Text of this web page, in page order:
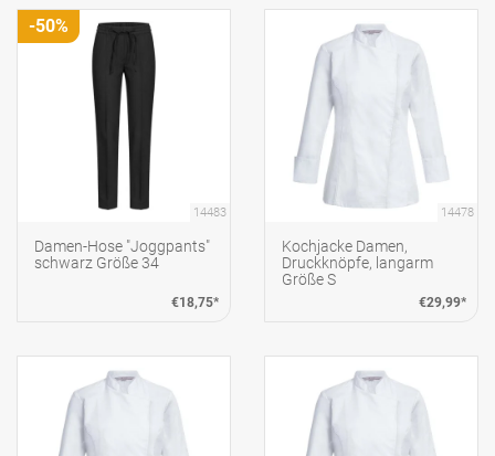
14483
Damen-Hose "Joggpants"
schwarz Größe 34
€18,75*
-50%
14478
Kochjacke Damen,
Druckknöpfe, langarm
Größe S
€29,99*